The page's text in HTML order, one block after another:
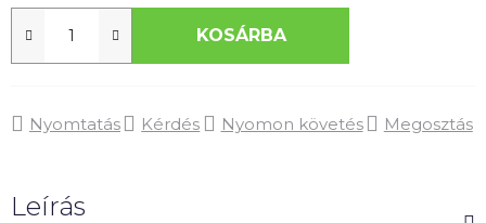
KOSÁRBA
Nyomtatás Kérdés Nyomon követés Megosztás
Leírás